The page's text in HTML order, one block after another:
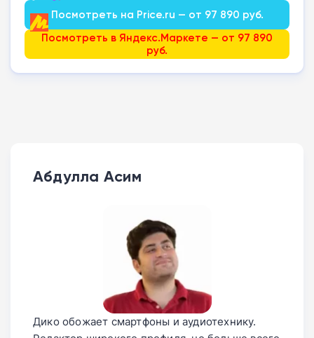
Посмотреть на Price.ru — от 97 890 руб.
Посмотреть в Яндекс.Маркете — от 97 890
руб.
Абдулла Асим
Дико обожает смартфоны и аудиотехнику.